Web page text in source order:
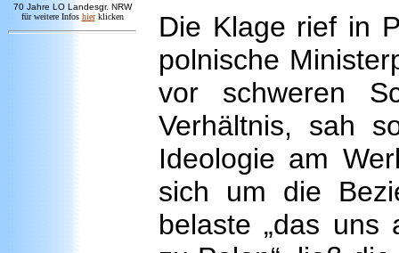
70 Jahre LO Landesgr. NRW
für weitere Infos hier klicken
Die Klage rief in
polnische
vor schweren
Verhältnis, sah
Ideologie am
sich um die
belaste „das uns